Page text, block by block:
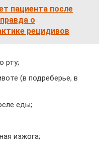
пациента после
о
рецидивов
рту;
(в подреберье, в
еды;
изжога;